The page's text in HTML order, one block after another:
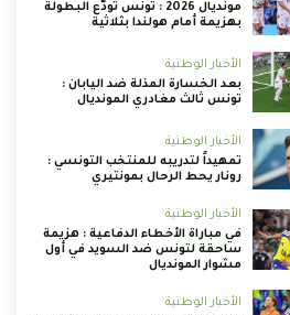
مونديال 2026 : تونس تودّع البطولة
بهزيمة أمام هولندا بثلاثية
الأخبار الوطنية
بعد الخسارة المذلة ضد اليابان :
تونس ثالث مغادري المونديال
الأخبار الوطنية
تمهيداً لتدريبه للمنتخب التونسي :
رونار يحط الرحال بمونتيري
الأخبار الوطنية
في مباراة الأخطاء الدفاعية : هزيمة
ساحقة لتونس ضد السويد في أول
مشوار المونديال
الأخبار الوطنية